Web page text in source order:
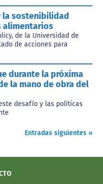
la sostenibilidad
alimentarios
de la Universidad de
de acciones para
durante la próxima
la mano de obra del
desafío y las políticas
Entradas siguientes »